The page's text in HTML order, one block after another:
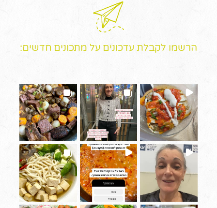
הרשמו לקבלת עדכונים על מתכונים חדשים: